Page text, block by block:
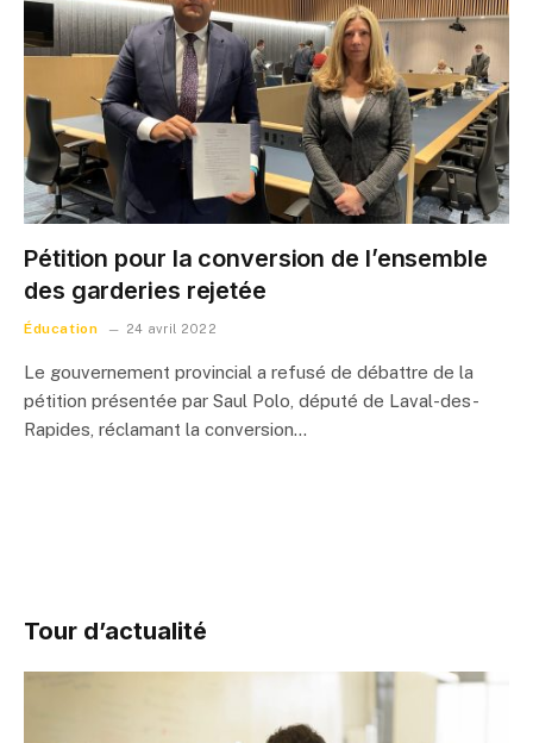
Pétition pour la conversion de l’ensemble
des garderies rejetée
Éducation 24 avril 2022
Le gouvernement provincial a refusé de débattre de la
pétition présentée par Saul Polo, député de Laval-des-
Rapides, réclamant la conversion…
Tour d’actualité